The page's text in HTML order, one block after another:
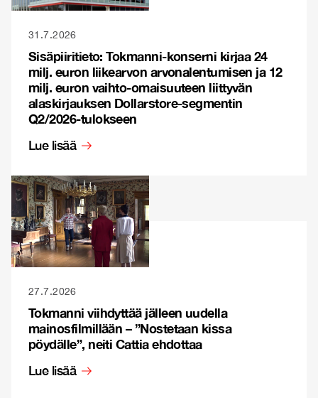
31.7.2026
Sisäpiiritieto: Tokmanni-konserni kirjaa 24
milj. euron liikearvon arvonalentumisen ja 12
milj. euron vaihto-omaisuuteen liittyvän
alaskirjauksen Dollarstore-segmentin
Q2/2026-tulokseen
Lue lisää
27.7.2026
Tokmanni viihdyttää jälleen uudella
mainosfilmillään – ”Nostetaan kissa
pöydälle”, neiti Cattia ehdottaa
Lue lisää